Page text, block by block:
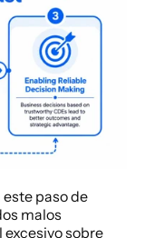
paso de
malos
sobre